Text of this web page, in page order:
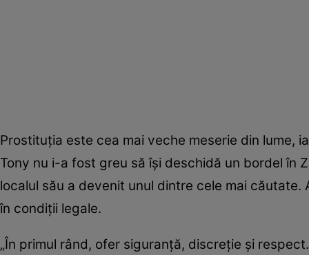
Prostituţia este cea mai veche meserie din lume,
Tony nu i-a fost greu să îşi deschidă un bordel în
localul său a devenit unul dintre cele mai
în condiţii legale.
„În primul rând, ofer siguranţă, discreţie şi